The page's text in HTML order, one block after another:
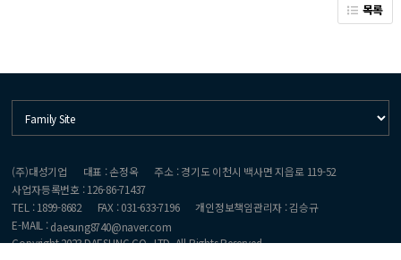
목록
(주)대성기업 대표 : 손정옥
주소 : 경기도 이천시 백사면 지읍로 119-52
사업자등록번호 : 126-86-71437
TEL : 1899-8682
FAX : 031-633-7196
개인정보책임관리자 : 김승규
E-MAIL :daesung8740@naver.com
Copyright 2023 DAESUNG CO., LTD. All Rights Reserved.